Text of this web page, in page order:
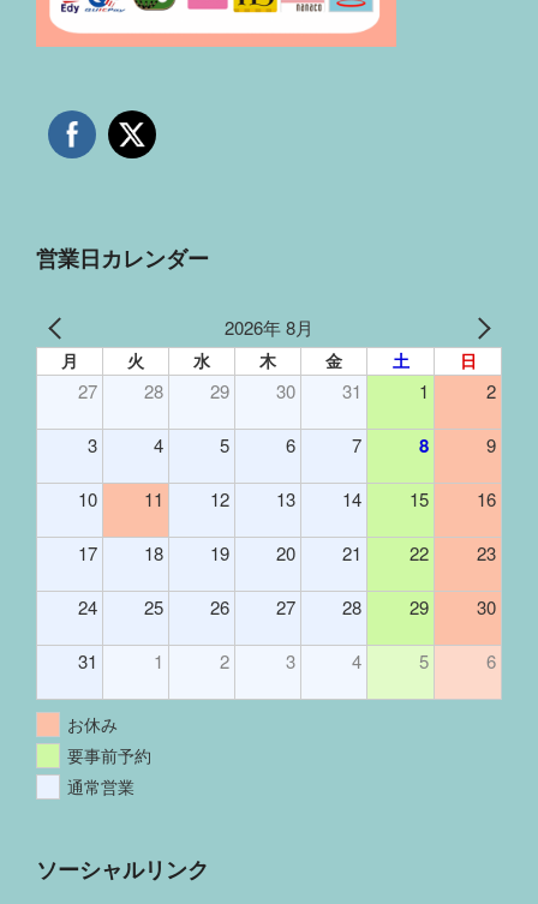
営業日カレンダー
2026年 8月
月 火 水 木 金 土 日
27 28 29 30 31 1 2
3 4 5 6 7 8 9
10 11 12 13 14 15 16
17 18 19 20 21 22 23
24 25 26 27 28 29 30
31 1 2 3 4 5 6
お休み
要事前予約
通常営業
ソーシャルリンク